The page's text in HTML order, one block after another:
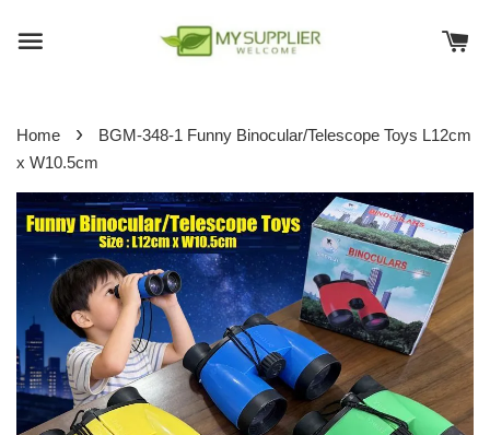
Home ›
BGM-348-1 Funny Binocular/Telescope Toys L12cm
x W10.5cm